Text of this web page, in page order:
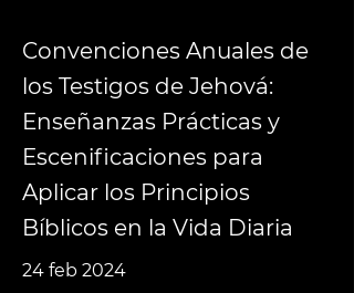
Convenciones Anuales de
los Testigos de Jehová:
Enseñanzas Prácticas y
Escenificaciones para
Aplicar los Principios
Bíblicos en la Vida Diaria
24 feb 2024